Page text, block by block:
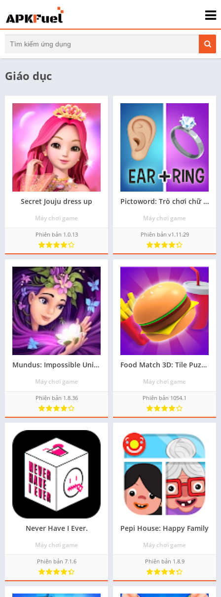
Giáo dục
Secret Jouju dress up
Máy chơi game
Phiên bản 1.0.13
Pictoword: Trò chơi chữ trí óc
Máy chơi game
Phiên bản v1.11.29
Mundus: Impossible Universe
Máy chơi game
Phiên bản 1.8.36
Food Match 3D: Tile Puzzle
Máy chơi game
Phiên bản 1054.1
Never Have I Ever.
Máy chơi game
Phiên bản 7.1.6
Pepi House: Happy Family
Máy chơi game
Phiên bản 1.8.9